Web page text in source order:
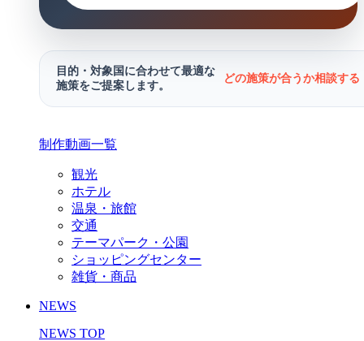
目的・対象国に合わせて最適な
施策をご提案します。
どの施策が合うか相談す
制作動画一覧
観光
ホテル
温泉・旅館
交通
テーマパーク・公園
ショッピングセンター
雑貨・商品
NEWS
NEWS TOP